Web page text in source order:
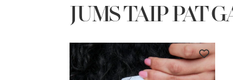
JUMS TAIP PAT